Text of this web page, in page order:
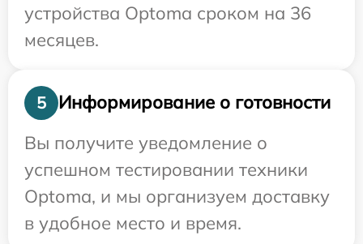
устройства Optoma сроком на 36
месяцев.
5
Информирование о готовности
Вы получите уведомление о
успешном тестировании техники
Optoma, и мы организуем доставку
в удобное место и время.